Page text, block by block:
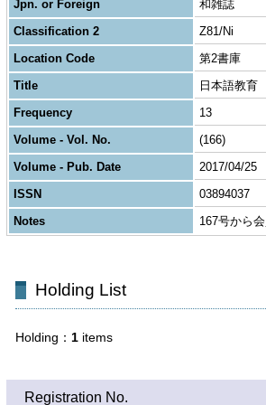
Jpn. or Foreign
和雑誌
Classification 2
Z81/Ni
Location Code
第2書庫
Title
日本語教育
Frequency
13
Volume - Vol. No.
(166)
Volume - Pub. Date
2017/04/25
ISSN
03894037
Notes
167号から
Holding List
Holding 1 items
Registration No.